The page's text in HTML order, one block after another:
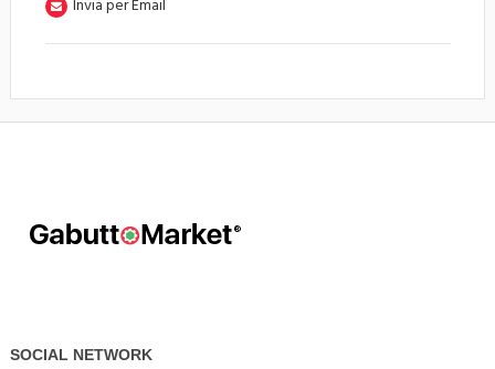
Invia per Email
SOCIAL NETWORK